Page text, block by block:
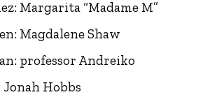
Margarita “Madame M”
Magdalene Shaw
professor Andreiko
Hobbs